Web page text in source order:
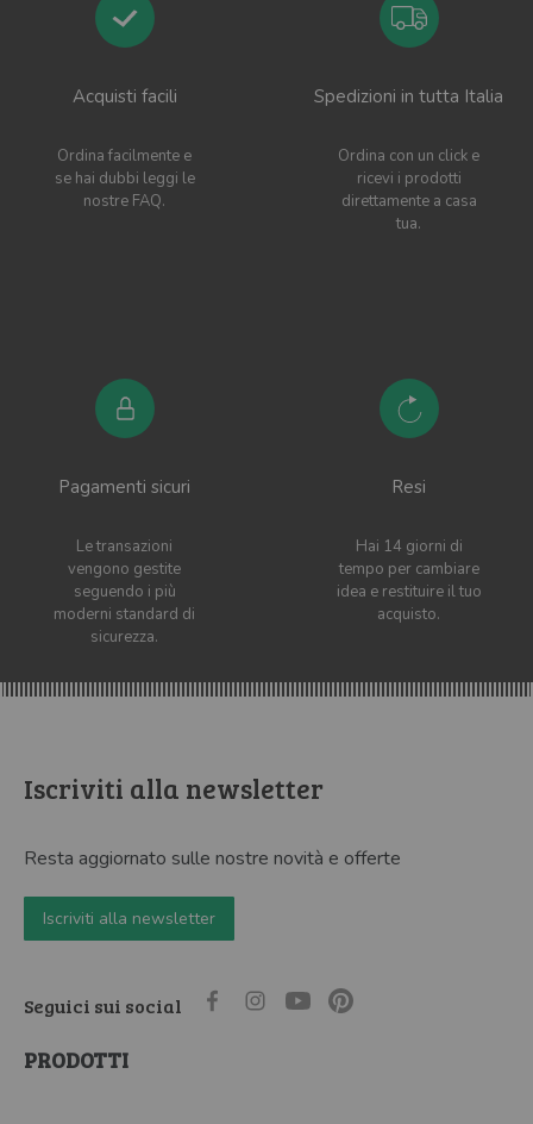
Acquisti facili
Ordina facilmente e
se hai dubbi leggi le
nostre FAQ.
Spedizioni in tutta Italia
Ordina con un click e
ricevi i prodotti
direttamente a casa
tua.
Pagamenti sicuri
Le transazioni
vengono gestite
seguendo i più
moderni standard di
sicurezza.
Resi
Hai 14 giorni di
tempo per cambiare
idea e restituire il tuo
acquisto.
Iscriviti alla newsletter
Resta aggiornato sulle nostre novità e offerte
Iscriviti alla newsletter
Seguici sui social
PRODOTTI